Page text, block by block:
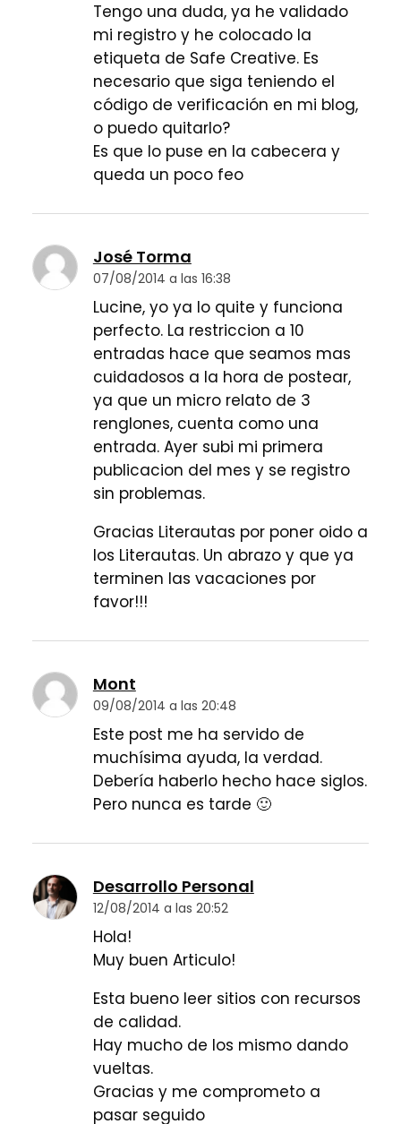
Tengo una duda, ya he validado
mi registro y he colocado la
etiqueta de Safe Creative. Es
necesario que siga teniendo el
código de verificación en mi blog,
o puedo quitarlo?
Es que lo puse en la cabecera y
queda un poco feo
José Torma
07/08/2014 a las 16:38
Lucine, yo ya lo quite y funciona
perfecto. La restriccion a 10
entradas hace que seamos mas
cuidadosos a la hora de postear,
ya que un micro relato de 3
renglones, cuenta como una
entrada. Ayer subi mi primera
publicacion del mes y se registro
sin problemas.
Gracias Literautas por poner oido a
los Literautas. Un abrazo y que ya
terminen las vacaciones por
favor!!!
Mont
09/08/2014 a las 20:48
Este post me ha servido de
muchísima ayuda, la verdad.
Debería haberlo hecho hace siglos.
Pero nunca es tarde 🙂
Desarrollo Personal
12/08/2014 a las 20:52
Hola!
Muy buen Articulo!
Esta bueno leer sitios con recursos
de calidad.
Hay mucho de los mismo dando
vueltas.
Gracias y me comprometo a
pasar seguido